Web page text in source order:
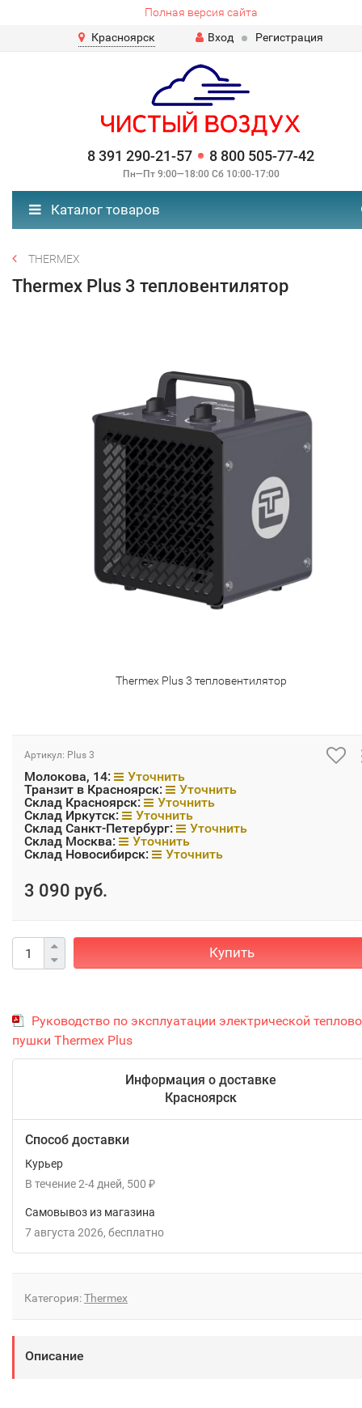
Полная версия сайта
Красноярск
Вход Регистрация
8 391 290-21-57 8 800 505-77-42
Пн—Пт 9:00—18:00 Сб 10:00-17:00
Каталог товаров
THERMEX
Тhermex Plus 3 тепловентилятор
Тhermex Plus 3 тепловентилятор
Артикул: Plus 3
Молокова, 14:
Уточнить
Транзит в Красноярск:
Уточнить
Склад Красноярск:
Уточнить
Склад Иркутск:
Уточнить
Склад Санкт-Петербург:
Уточнить
Склад Москва:
Уточнить
Склад Новосибирск:
Уточнить
3 090 руб.
Купить
Руководство по эксплуатации электрической
пушки Тhermex Plus
Информация о доставке
Красноярск
Способ доставки
Курьер
В течение2-4 дней 500 ₽
Самовывоз из магазина
7 августа 2026
Бесплатно
Категория:Thermex
Описание